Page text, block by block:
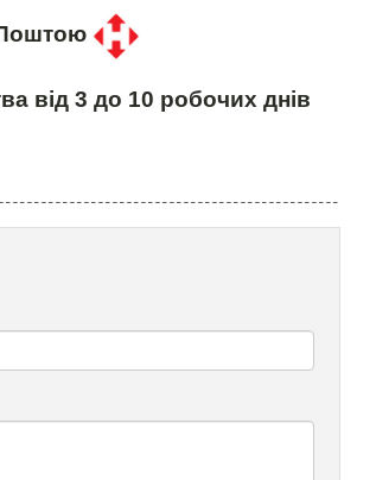
від 3 до 10 робочих днів